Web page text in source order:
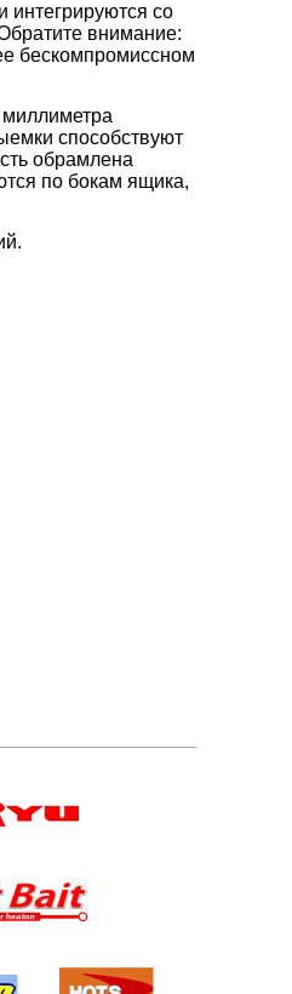
со
внимание:
бескомпромиссном
способствуют
обрамлена
по бокам ящика,